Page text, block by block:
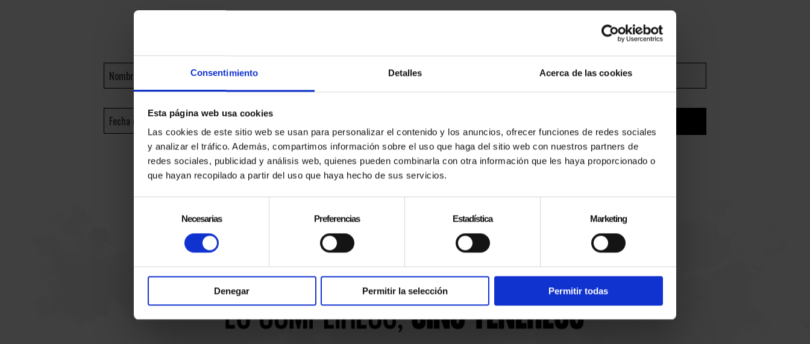
Consentimiento Detalles Acerca de las cookies
Esta página web usa cookies
Las cookies de este sitio web se usan para personalizar el contenido y los anuncios, ofrecer funciones de redes sociales
y analizar el tráfico. Además, compartimos información sobre el uso que haga del sitio web con nuestros partners de
redes sociales, publicidad y análisis web, quienes pueden combinarla con otra información que les haya proporcionado o
que hayan recopilado a partir del uso que haya hecho de sus servicios.
consentimiento
Necesarias Preferencias Estadística Marketing
Denegar Permitir la selección Permitir todas
Acepto lostérminos legales y la política de
privacidad